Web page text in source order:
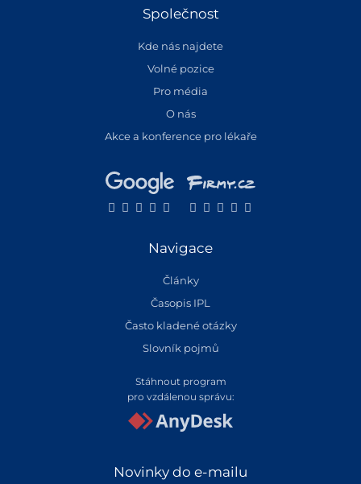
Společnost
Kde nás najdete
Volné pozice
Pro média
O nás
Akce a konference pro lékaře
Navigace
Články
Časopis IPL
Často kladené otázky
Slovník pojmů
Stáhnout program
pro vzdálenou správu:
Novinky do e-mailu